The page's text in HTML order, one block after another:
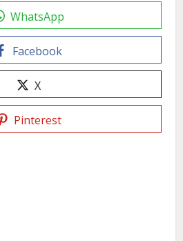
WhatsApp
Facebook
X
Pinterest